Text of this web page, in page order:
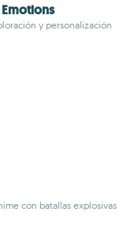
y personalización
con batallas explosivas